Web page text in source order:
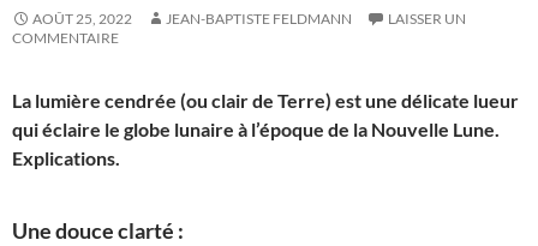
AOÛT 25, 2022 JEAN-BAPTISTE FELDMANN
LAISSER UN
COMMENTAIRE
La lumière cendrée (ou clair de Terre) est une délicate lueur
qui éclaire le globe lunaire à l’époque de la Nouvelle Lune.
Explications.
Une douce clarté :